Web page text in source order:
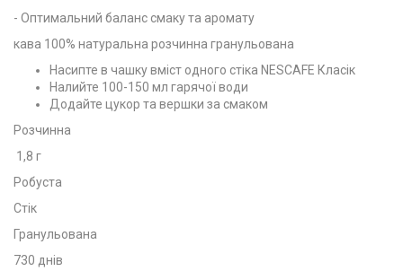
- Оптимальний баланс смаку та аромату
кава 100% натуральна розчинна гранульована
Насипте в чашку вміст одного стіка NESCAFE Класік
Налийте 100-150 мл гарячої води
Додайте цукор та вершки за смаком
Розчинна
1,8 г
Робуста
Стік
Гранульована
730 днів